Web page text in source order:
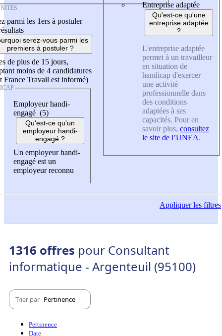
parmi les 1ers à postuler
serez-vous parmi les
premiers à postuler ?
de plus de 15 jours,
moins de 4 candidatures
France Travail est informé)
Employeur handi-
engagé (5)
Qu'est-ce qu'un
employeur handi-
engagé ?
Un employeur handi-
engagé est un
employeur reconnu
Entreprise adaptée
Qu'est-ce qu'une
entreprise adaptée
?
L'entreprise adaptée
permet à un travailleur
en situation de
handicap d'exercer
une activité
professionnelle dans
des conditions
adaptées à ses
capacités. Pour en
savoir plus, consultez
le site de l’UNEA.
Appliquerles filtres
1316 offres pour Consultant
informatique - Argenteuil (95100)
Trier par Pertinence
Pertinence
Date